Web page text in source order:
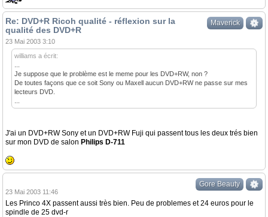
Maverick
Re: DVD+R Ricoh qualité - réflexion sur la
qualité des DVD+R
23 Mai 2003 3:10
williams a écrit:
Je suppose que le problème est le meme pour les DVD+RW, non ?
De toutes façons que ce soit Sony ou Maxell aucun DVD+RW ne passe sur mes
lecteurs DVD.
J'ai un DVD+RW Sony et un DVD+RW Fuji qui passent tous les deux trés bien
sur mon DVD de salon Philips D-711
Gore Beauty
23 Mai 2003 11:46
Les Princo 4X passent aussi très bien. Peu de problemes et 24 euros pour le
spindle de 25 dvd-r